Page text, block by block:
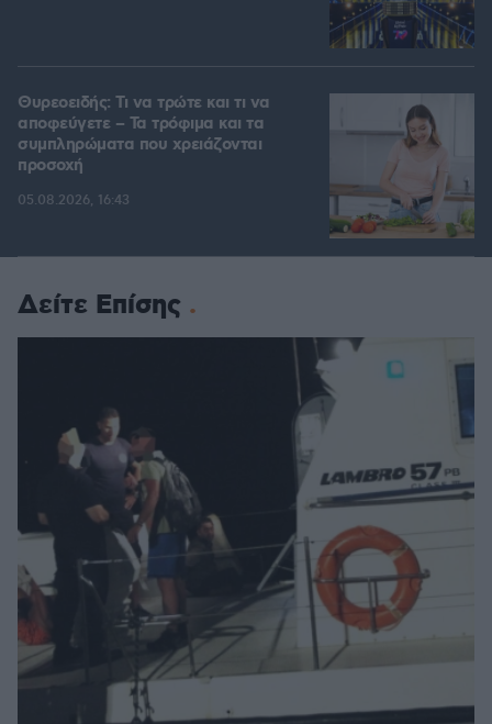
Θυρεοειδής: Τι να τρώτε και τι να
αποφεύγετε – Τα τρόφιμα και τα
συμπληρώματα που χρειάζονται
προσοχή
05.08.2026, 16:43
Δείτε Επίσης